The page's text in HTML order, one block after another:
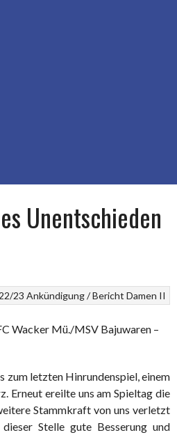
Unentschieden
22/23 Ankündigung / Bericht Damen II
Wacker Mü./MSV Bajuwaren –
zum letzten Hinrundenspiel, einem
Erneut ereilte uns am Spieltag die
Stammkraft von uns verletzt
Stelle gute Besserung und